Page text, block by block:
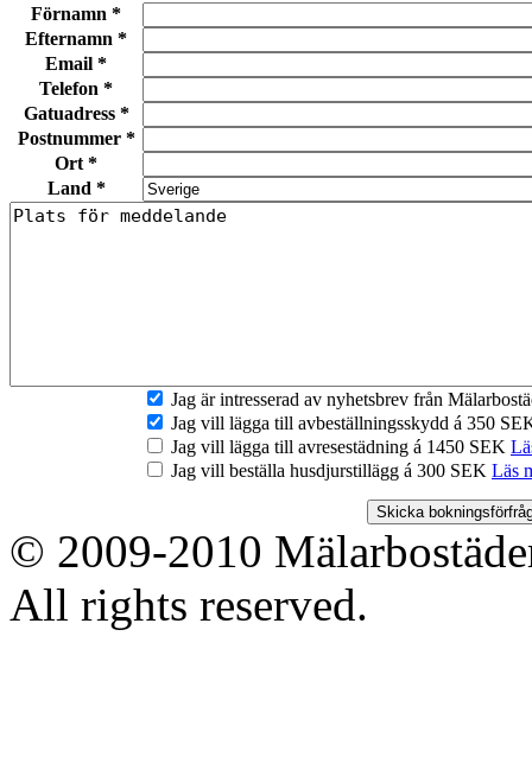
Förnamn *
Efternamn *
Email *
Telefon *
Gatuadress *
Postnummer *
Ort *
Land *
Jag är intresserad av nyhetsbrev från
Jag vill lägga till avbeställningsskydd á 350
Jag vill lägga till avresestädning á 1450 SEK
Jag vill beställa husdjurstillägg á 300 SEK Läs
© 2009-2010
All rights reserved.